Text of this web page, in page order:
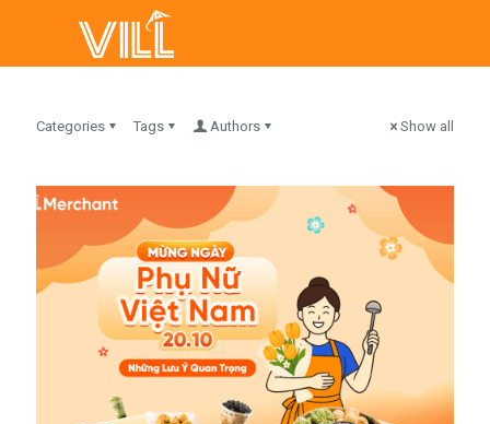
Categories Tags Authors Show all